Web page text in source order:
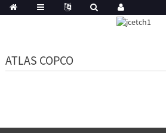
ATLAS COPCO